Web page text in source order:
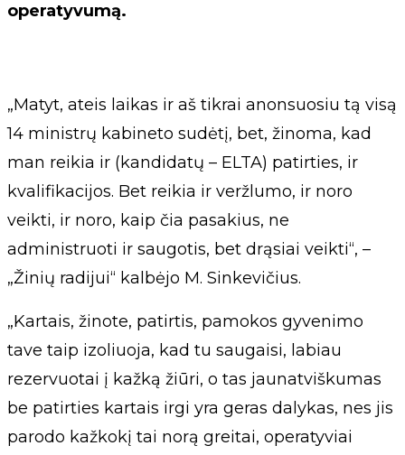
operatyvumą.
„Matyt, ateis laikas ir aš tikrai anonsuosiu tą visą
14 ministrų kabineto sudėtį, bet, žinoma, kad
man reikia ir (kandidatų – ELTA) patirties, ir
kvalifikacijos. Bet reikia ir veržlumo, ir noro
veikti, ir noro, kaip čia pasakius, ne
administruoti ir saugotis, bet drąsiai veikti“, –
„Žinių radijui“ kalbėjo M. Sinkevičius.
„Kartais, žinote, patirtis, pamokos gyvenimo
tave taip izoliuoja, kad tu saugaisi, labiau
rezervuotai į kažką žiūri, o tas jaunatviškumas
be patirties kartais irgi yra geras dalykas, nes jis
parodo kažkokį tai norą greitai, operatyviai